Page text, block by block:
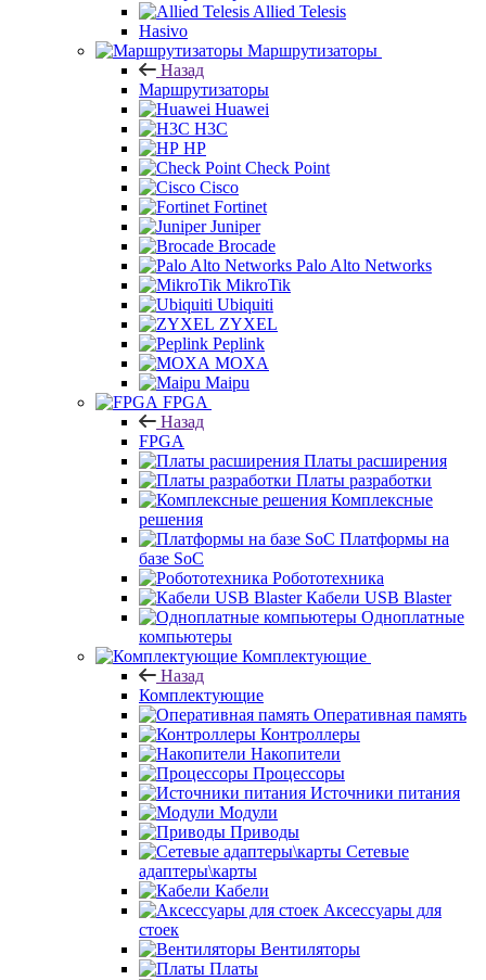
Allied Telesis
Hasivo
Маршрутизаторы
Назад
Маршрутизаторы
Huawei
H3C
HP
Check Point
Cisco
Fortinet
Juniper
Brocade
Palo Alto Networks
MikroTik
Ubiquiti
ZYXEL
Peplink
MOXA
Maipu
FPGA
Назад
FPGA
Платы расширения
Платы разработки
Комплексные
решения
Платформы на
базе SoC
Робототехника
Кабели USB Blaster
Одноплатные
компьютеры
Комплектующие
Назад
Комплектующие
Оперативная память
Контроллеры
Накопители
Процессоры
Источники питания
Модули
Приводы
Сетевые
адаптеры\карты
Кабели
Аксессуары для
стоек
Вентиляторы
Платы